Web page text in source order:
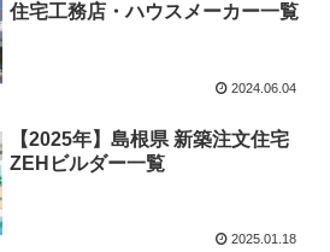
住宅工務店・ハウスメーカー一覧
2024.06.04
【2025年】島根県 新築注文住宅
ZEHビルダー一覧
2025.01.18